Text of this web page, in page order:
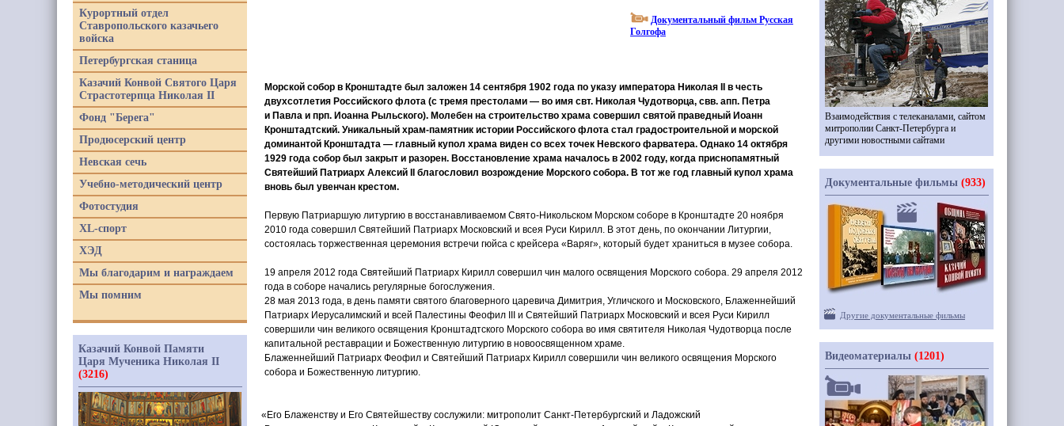
Документальный фильм Русская
Голгофа
Морской собор в Кронштадте был заложен 14 сентября 1902 года по указу императора Николая II в честь
двухсотлетия Российского флота (с тремя престолами — во имя свт. Николая Чудотворца, свв. апп. Петра
и Павла и прп. Иоанна Рыльского). Молебен на строительство храма совершил святой праведный Иоанн
Кронштадтский. Уникальный храм-памятник истории Российского флота стал градостроительной и морской
доминантой Кронштадта — главный купол храма виден со всех точек Невского фарватера. Однако 14 октября
1929 года собор был закрыт и разорен. Восстановление храма началось в 2002 году, когда приснопамятный
Святейший Патриарх Алексий II благословил возрождение Морского собора. В тот же год главный купол храма
вновь был увенчан крестом.
Первую Патриаршую литургию в восстанавливаемом Свято-Никольском Морском соборе в Кронштадте 20 ноября
2010 года совершил Святейший Патриарх Московский и всея Руси Кирилл. В этот день, по окончании Литургии,
состоялась торжественная церемония встречи гюйса с крейсера « Варяг», который будет храниться в музее собора.
19 апреля 2012 года Святейший Патриарх Кирилл совершил чин малого освящения Морского собора. 29 апреля 2012
года в соборе начались регулярные богослужения.
28 мая 2013 года, в день памяти святого благоверного царевича Димитрия, Угличского и Московского, Блаженнейший
Патриарх Иерусалимский и всей Палестины Феофил III и Святейший Патриарх Московский и всея Руси Кирилл
совершили чин великого освящения Кронштадтского Морского собора во имя святителя Николая Чудотворца после
капитальной реставрации и Божественную литургию в новоосвященном храме.
Блаженнейший Патриарх Феофил и Святейший Патриарх Кирилл совершили чин великого освящения Морского
собора и Божественную литургию.
« Его Блаженству и Его Святейшеству сослужили: митрополит Санкт-Петербургский и Ладожский
Курортный отдел
Ставропольского казачьего
войска
Петербургская станица
Казачий Конвой Святого Царя
Страстотерпца Николая II
Фонд "Берега"
Продюсерский центр
Невская сечь
Учебно-методический центр
Фотостудия
XL-спорт
ХЭД
Мы благодарим и награждаем
Мы помним
Казачий Конвой Памяти
Царя Мученика Николая II
(3216)
Взаимодействия с телеканалами, сайтом
митрополии Санкт-Петербурга и
другими новостными сайтами
Документальные фильмы (933)
Другие документальные фильмы
Видеоматериалы (1201)